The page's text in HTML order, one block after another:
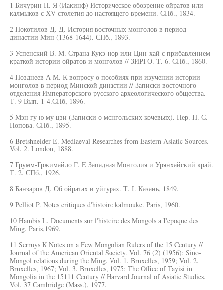
1 Бичурин Н. Я (Иакинф) Историческое обозрение ойратов или
калмыков с XV столетия до настоящего времени. СПб., 1834.
2 Покотилов Д. Д. История восточных монголов в период
династии Мин (1368-1644). СПб., 1893.
3 Успенский В. М. Страна Кукэ-нор или Цин-хай с прибавлением
краткой истории ойратов и монголов // ЗИРГО. Т. 6. СПб., 1860.
4 Позднеев А М. К вопросу о пособиях при изучении истории
монголов в период Минской династии // Записки восточного
отделения Императорского русского археологического общества.
Т. 9 Вып. 1-4.СПб, 1896.
5 Мэн гу ю му цзи (Записки о монгольских кочевьях). Пер. П. С.
Попова. СПб., 1895.
6 Bretshneider Е. Mediaeval Researches from Eastern Asiatic Sources.
Vol. 2. London, 1888.
7 Грумм-Гржимайло Г. E Западная Монголия и Урянхайский край.
Т. 2. СПб., 1926.
8 Банзаров Д. Об ойратах и уйгурах. Т. I. Казань, 1849.
9 Pelliot P. Notes critiques d'histoire kalmouke. Paris, 1960.
10 Hambis L. Documents sur l'histoire des Mongols a I'epoque des
Ming. Paris,1969.
11 Serruys К Notes on a Few Mongolian Rulers of the 15 Century //
Journal of the American Oriental Society. Vol. 76 (2) (1956); Sino-
Mongol relations during the Ming. Vol. 1. Bruxelles, 1959; Vol. 2.
Bruxelles, 1967; Vol. 3. Bruxelles, 1975; The Office of Tayisi in
Mongolia in the 15111 Century // Harvard Journal of Asiatic Studies.
Vol. 37 Cambridge (Mass.), 1977.